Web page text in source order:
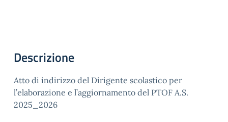
Descrizione
Atto di indirizzo del Dirigente scolastico per
l’elaborazione e l’aggiornamento del PTOF A.S.
2025_2026